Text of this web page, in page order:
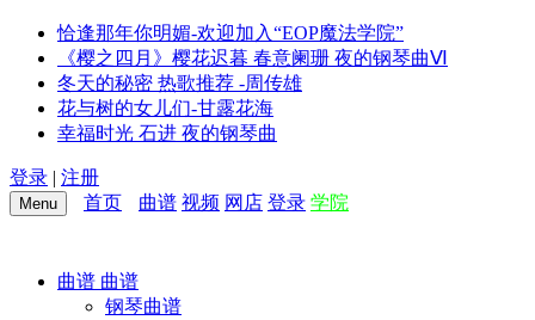
恰逢那年你明媚-欢迎加入“EOP魔法学院”
《樱之四月》樱花迟暮 春意阑珊 夜的钢琴曲Ⅵ
冬天的秘密 热歌推荐 -周传雄
花与树的女儿们-甘露花海
幸福时光 石进 夜的钢琴曲
登录 | 注册
Menu 首页 曲谱 视频 网店 登录 学院
曲谱 曲谱
钢琴曲谱